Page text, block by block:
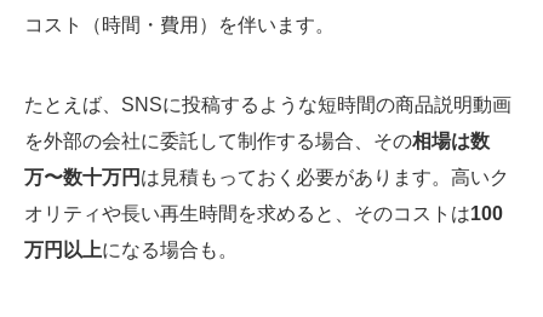
コスト（時間・費用）を伴います。
たとえば、SNSに投稿するような短時間の商品説明動画
を外部の会社に委託して制作する場合、その相場は数
万〜数十万円 は見積もっておく必要があります。高いク
オリティや長い再生時間を求めると、そのコストは100
万円以上になる場合も。